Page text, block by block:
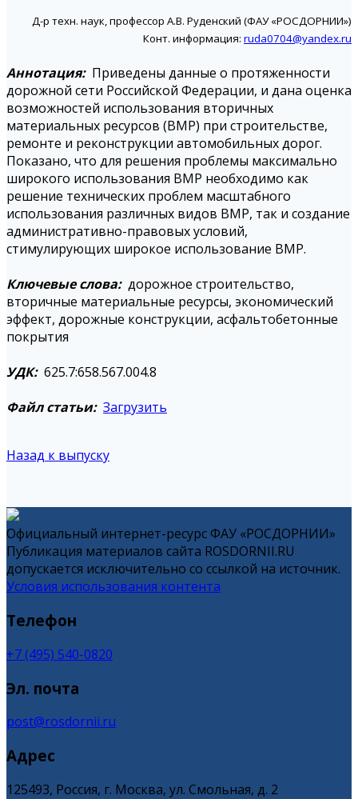
Д-р техн. наук, профессор А.В. Руденский (ФАУ «РОСДОРНИИ»)
Конт. информация: ruda0704@yandex.ru
Аннотация:Приведены данные о протяженности
дорожной сети Российской Федерации, и дана оценка
возможностей использования вторичных
материальных ресурсов (ВМР) при строительстве,
ремонте и реконструкции автомобильных дорог.
Показано, что для решения проблемы максимально
широкого использования ВМР необходимо как
решение технических проблем масштабного
использования различных видов ВМР, так и создание
административно-правовых условий,
стимулирующих широкое использование ВМР.
Ключевые слова:дорожное строительство,
вторичные материальные ресурсы, экономический
эффект, дорожные конструкции, асфальтобетонные
покрытия
УДК:625.7:658.567.004.8
Файл статьи: Загрузить
Назад к выпуску
Официальный интернет-ресурс ФАУ «РОСДОРНИИ»
Публикация материалов сайта ROSDORNII.RU
допускается исключительно со ссылкой на источник.
Условия использования контента
Телефон
+7 (495) 540-0820
Эл. почта
post@rosdornii.ru
Адрес
125493, Россия, г. Москва, ул. Смольная, д. 2